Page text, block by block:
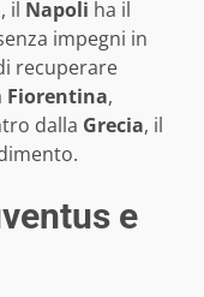
il Napoli ha il
impegni in
recuperare
Fiorentina,
dalla Grecia, il
e